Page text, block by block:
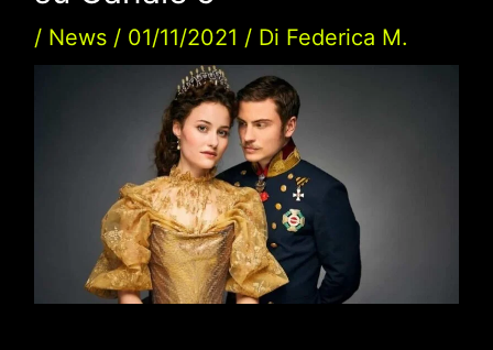
/ News/ 01/11/2021 / Di Federica M.